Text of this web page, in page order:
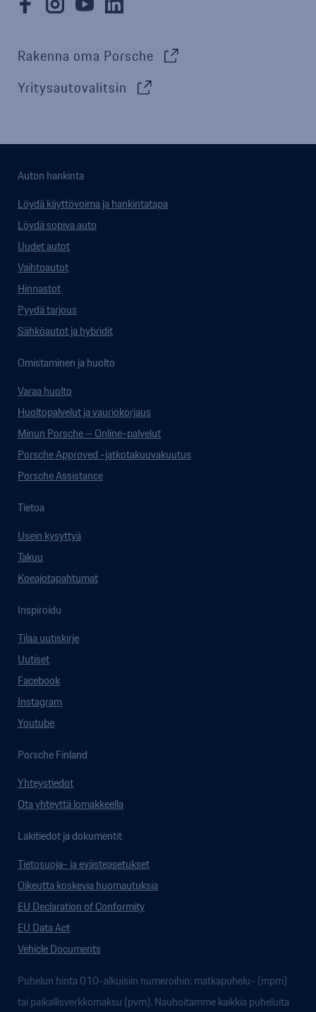
Rakenna oma Porsche
Yritysautovalitsin
Auton hankinta
Löydä käyttövoima ja hankintatapa
Löydä sopiva auto
Uudet autot
Vaihtoautot
Hinnastot
Pyydä tarjous
Sähköautot ja hybridit
Omistaminen ja huolto
Varaa huolto
Huoltopalvelut ja vauriokorjaus
Minun Porsche – Online-palvelut
Porsche Approved -jatkotakuuvakuutus
Porsche Assistance
Tietoa
Usein kysyttyä
Takuu
Koeajotapahtumat
Inspiroidu
Tilaa uutiskirje
Uutiset
Facebook
Instagram
Youtube
Porsche Finland
Yhteystiedot
Ota yhteyttä lomakkeella
Lakitiedot ja dokumentit
Tietosuoja- ja evästeasetukset
Oikeutta koskevia huomautuksia
EU Declaration of Conformity
EU Data Act
Vehicle Documents
Puhelun hinta 010-alkuisiin numeroihin: matkapuhelu- (mpm)
tai paikallisverkkomaksu (pvm). Nauhoitamme kaikkia puheluita